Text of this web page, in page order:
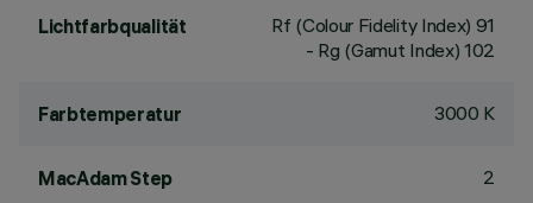
Lichtfarbqualität
Rf (Colour Fidelity Index) 91
- Rg (Gamut Index) 102
Farbtemperatur 3000 K
MacAdam Step 2